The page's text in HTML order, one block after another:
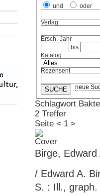
und oder
Verlag
Ersch.-Jahr
bis
Katalog
Rezensent
neue
Schlagwort
2 Treffer
Seite < 1 >
Birge,
/ Edward A.
S. : Ill.,